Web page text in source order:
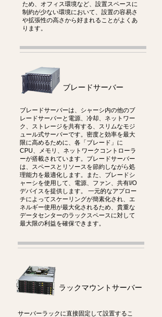
ため、オフィス環境など、設置スペースに
制約が少ない環境において、設置の容易さ
や拡張性の高さから好まれることがよくあ
ります。
ブレードサーバー
ブレードサーバーは、シャーシ内の他のブ
レードサーバーと電源、冷却、ネットワー
ク、ストレージを共有する、スリムなモジ
ュール式サーバーです。密度と効率を最大
限に高めるために、各「ブレード」に
CPU、メモリ、ネットワークコントローラ
ーが搭載されています。ブレードサーバー
は、スペースとリソースを節約しながら処
理能力を最適化します。また、ブレードシ
ャーシを使用して、電源、ファン、共有I/O
デバイスを提供します。 一元的なアプロー
チによってスケーリングが簡素化され、エ
ネルギー使用が最大化されるため、貴重な
データセンターのラックスペースに対して
最大限の利益を確保できます。
ラックマウントサーバー
サーバーラックに直接固定して設置するこ